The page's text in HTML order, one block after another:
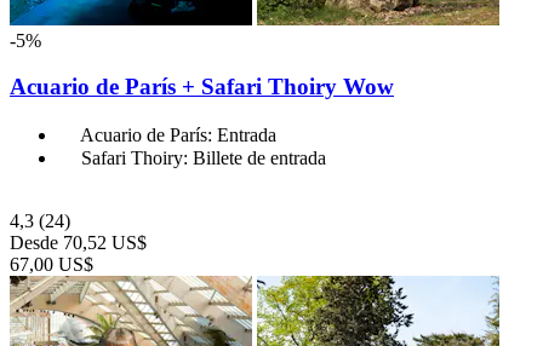
-5%
Acuario de París + Safari Thoiry Wow
Acuario de París: Entrada
Safari Thoiry: Billete de entrada
4,3 (24)
Desde 70,52 US$
67,00 US$